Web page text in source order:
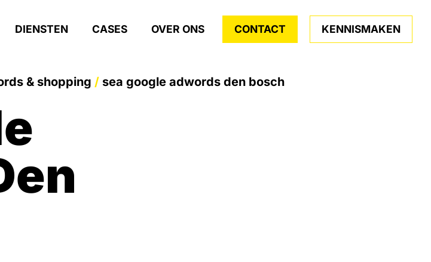
DIENSTEN CASES OVER ONS CONTACT KENNISMAKEN
& shopping / sea google adwords den bosch